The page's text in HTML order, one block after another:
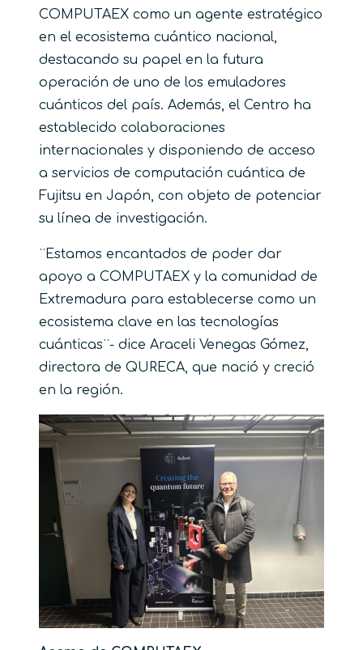
COMPUTAEX como un agente estratégico
en el ecosistema cuántico nacional,
destacando su papel en la futura
operación de uno de los emuladores
cuánticos del país. Además, el Centro ha
establecido colaboraciones
internacionales y disponiendo de acceso
a servicios de computación cuántica de
Fujitsu en Japón, con objeto de potenciar
su línea de investigación.
¨Estamos encantados de poder dar
apoyo a COMPUTAEX y la comunidad de
Extremadura para establecerse como un
ecosistema clave en las tecnologías
cuánticas¨- dice Araceli Venegas Gómez,
directora de QURECA, que nació y creció
en la región.